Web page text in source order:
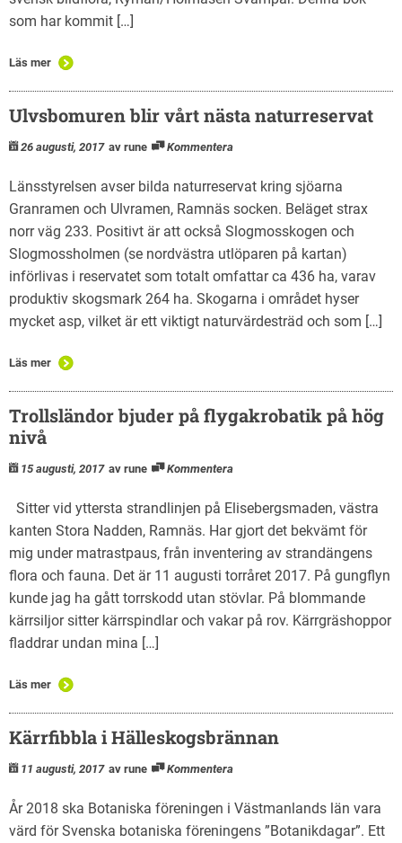
som har kommit […]
Läs mer
Ulvsbomuren blir vårt nästa naturreservat
26 augusti, 2017 av rune Kommentera
Länsstyrelsen avser bilda naturreservat kring sjöarna
Granramen och Ulvramen, Ramnäs socken. Beläget strax
norr väg 233. Positivt är att också Slogmosskogen och
Slogmossholmen (se nordvästra utlöparen på kartan)
införlivas i reservatet som totalt omfattar ca 436 ha, varav
produktiv skogsmark 264 ha. Skogarna i området hyser
mycket asp, vilket är ett viktigt naturvärdesträd och som […]
Läs mer
Trollsländor bjuder på flygakrobatik på hög
nivå
15 augusti, 2017 av rune Kommentera
Sitter vid yttersta strandlinjen på Elisebergsmaden, västra
kanten Stora Nadden, Ramnäs. Har gjort det bekvämt för
mig under matrastpaus, från inventering av strandängens
flora och fauna. Det är 11 augusti torråret 2017. På gungflyn
kunde jag ha gått torrskodd utan stövlar. På blommande
kärrsiljor sitter kärrspindlar och vakar på rov. Kärrgräshoppor
fladdrar undan mina […]
Läs mer
Kärrfibbla i Hälleskogsbrännan
11 augusti, 2017 av rune Kommentera
År 2018 ska Botaniska föreningen i Västmanlands län vara
värd för Svenska botaniska föreningens ”Botanikdagar”. Ett